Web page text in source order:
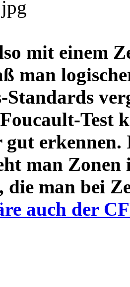
mit einem
man
Standards
Test
man Zonen
die man bei
auch der